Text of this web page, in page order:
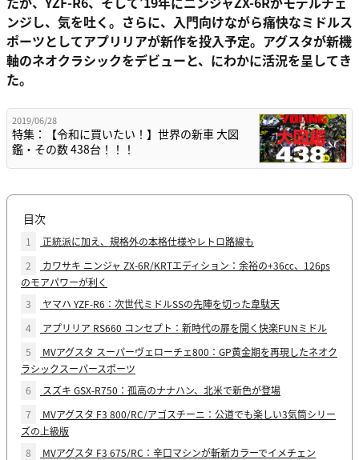
ンジし、気を吐く。さらに、入門向けながら痛快なミドルス
ポーツとしてアプリリアが新作を投入予定。アグスタが新機
軸のネオクラシックをデビューと、にわかに活況を呈してき
た。
2019/06/28
特集：【令和に買いたい！】世界の新車 大図
鑑・その数 438台！！！
目次
1
正統派に加え、規格外の本格仕様やレトロ路線も
2
カワサキ ニンジャ ZX-6R/KRTエディション：余裕の+36㏄、126㎰
のモアパワーが利く
3
ヤマハ YZF-R6：次世代ミドルSSの先陣を切った韋駄天
4
アプリリア RS660 コンセプト：新時代の扉を開く快楽FUNミドル
5
MVアグスタ スーパーヴェローチェ800：GP黄金期を再現したネオク
ラシックスーパースポーツ
6
スズキ GSX-R750：孤高のナナハン、北米で新色が登場
7
MVアグスタ F3 800/RC/アゴスチーニ：公道でも楽しい3気筒シリー
ズの上級版
8
MVアグスタ F3 675/RC：辛口マシンが斬新カラーでイメチェン